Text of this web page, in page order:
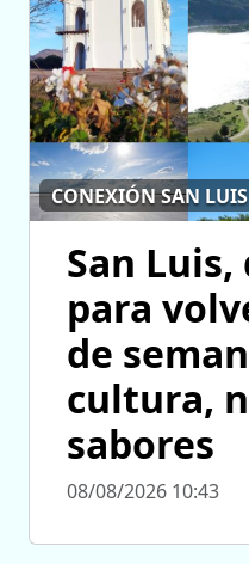
CONEXIÓN SAN LUIS
San
para
de
cultura,
sabores
08/08/2026 10:43